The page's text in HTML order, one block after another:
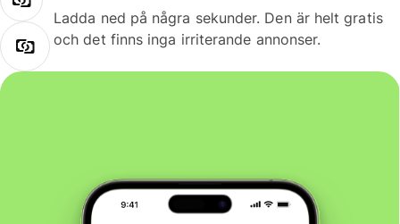
Ladda ned på några sekunder. Den är helt gratis
och det finns inga irriterande annonser.